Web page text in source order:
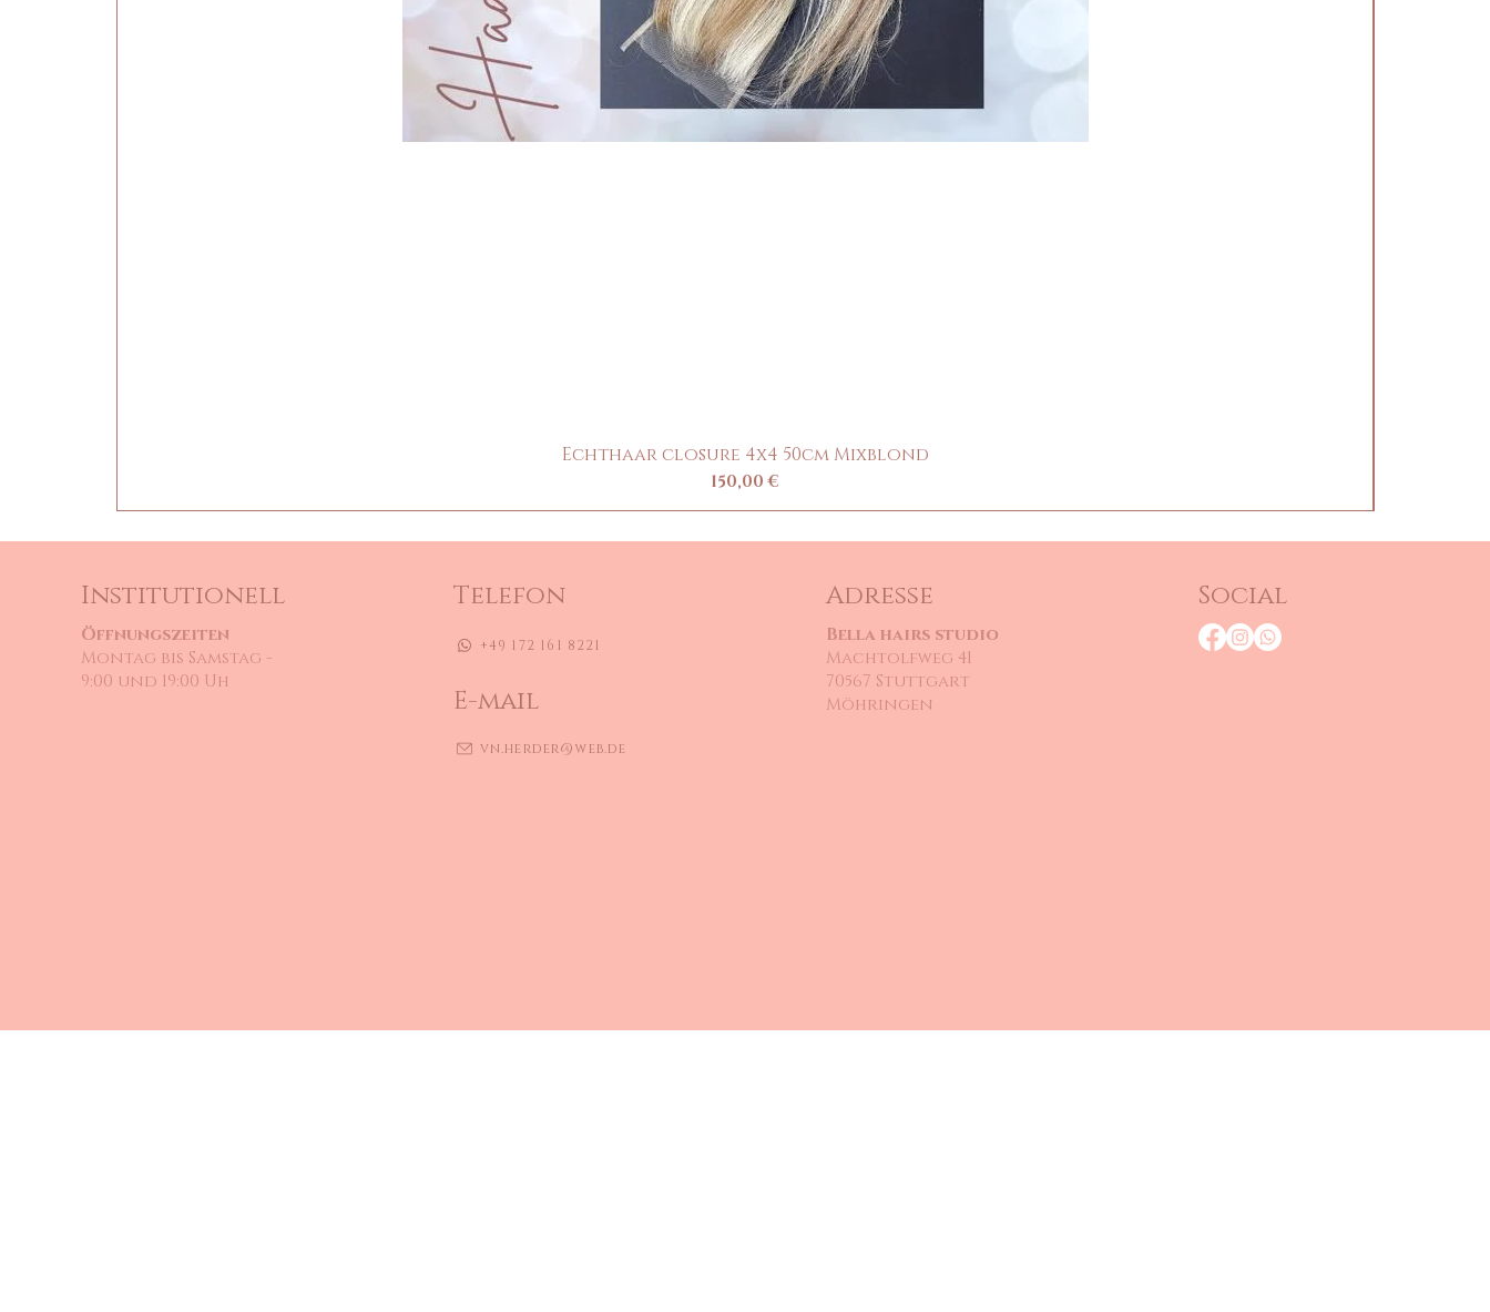
Echthaar closure 4x4 50cm Mixblond
Precio
150,00 €
Institutionell
Öffnungszeiten
Montag bis Samstag -
9:00 und 19:00 Uh
Telefon
+49 172 161 8221
E-mail
vn.herder@web.de
Adresse
Bella hairs studio
Machtolfweg 41
70567 Stuttgart
Möhringen
Social